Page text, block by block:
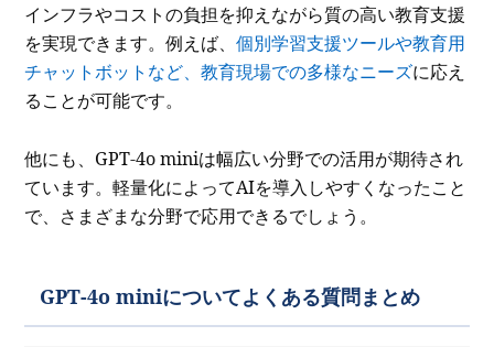
インフラやコストの負担を抑えながら質の高い教育支援
を実現できます。例えば、個別学習支援ツールや教育用
チャットボットなど、教育現場での多様なニーズに応え
ることが可能です。
他にも、GPT-4o miniは幅広い分野での活用が期待され
ています。軽量化によってAIを導入しやすくなったこと
で、さまざまな分野で応用できるでしょう。
GPT-4o miniについてよくある質問まとめ